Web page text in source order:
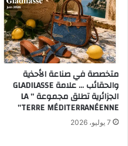
متخصصة في صناعة الأحذية
والحقائب … علامة GLADILASSE
الجزائرية تطلق مجموعة ” LA
TERRE MÉDITERRANÉENNE”
7 يوليو، 2026